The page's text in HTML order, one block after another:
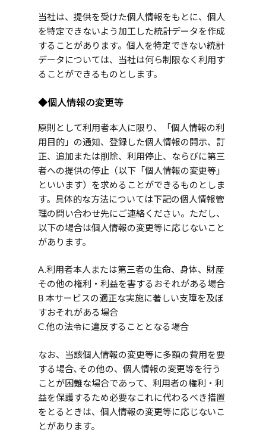
当社は、提供を受けた個人情報をもとに、個人
を特定できないよう加工した統計データを作成
することがあります。個人を特定できない統計
データについては、当社は何ら制限なく利用す
ることができるものとします。
◆個人情報の変更等
原則として利用者本人に限り、「個人情報の利
用目的」の通知、登録した個人情報の開示、訂
正、追加または削除、利用停止、ならびに第三
者への提供の停止（以下「個人情報の変更等」
といいます）を求めることができるものとしま
す。具体的な方法については下記の個人情報管
理の問い合わせ先にご連絡ください。ただし、
以下の場合は個人情報の変更等に応じないこと
があります。
A.利用者本人または第三者の生命、身体、財産
その他の権利・利益を害するおそれがある場合
B.本サービスの適正な実施に著しい支障を及ぼ
すおそれがある場合
C.他の法令に違反することとなる場合
なお、当該個人情報の変更等に多額の費用を要
する場合､その他の、個人情報の変更等を行う
ことが困難な場合であって、利用者の権利・利
益を保護するため必要なこれに代わるべき措置
をとるときは、個人情報の変更等に応じないこ
とがあります。